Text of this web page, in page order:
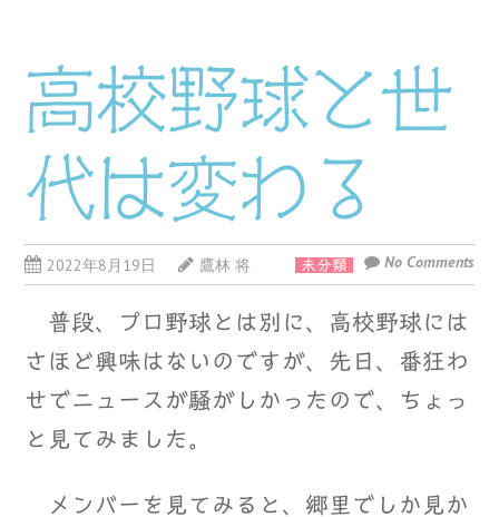
高校野球と世
代は変わる
2022年8月19日 鷹林 将 未分類 No Comments
普段、プロ野球とは別に、高校野球には
さほど興味はないのですが、先日、番狂わ
せでニュースが騒がしかったので、ちょっ
と見てみました。
メンバーを見てみると、郷里でしか見か